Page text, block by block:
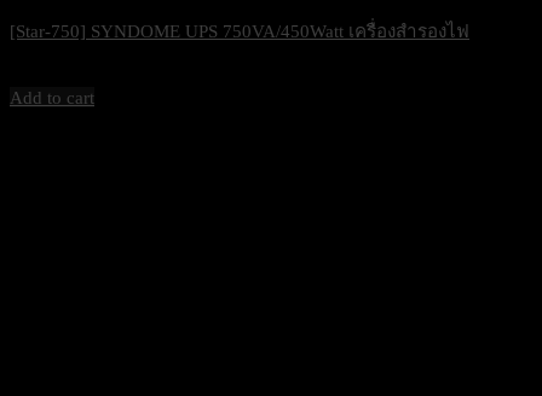
[Star-750] SYNDOME UPS 750VA/450Watt เครื่องสำรองไฟ
Add to cart